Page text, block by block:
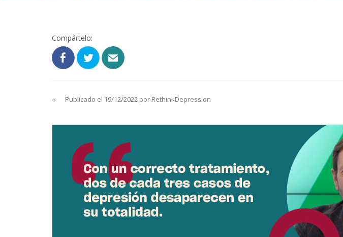
Compártelo:
« Publicado el 19/12/2022 por RethinkDepression